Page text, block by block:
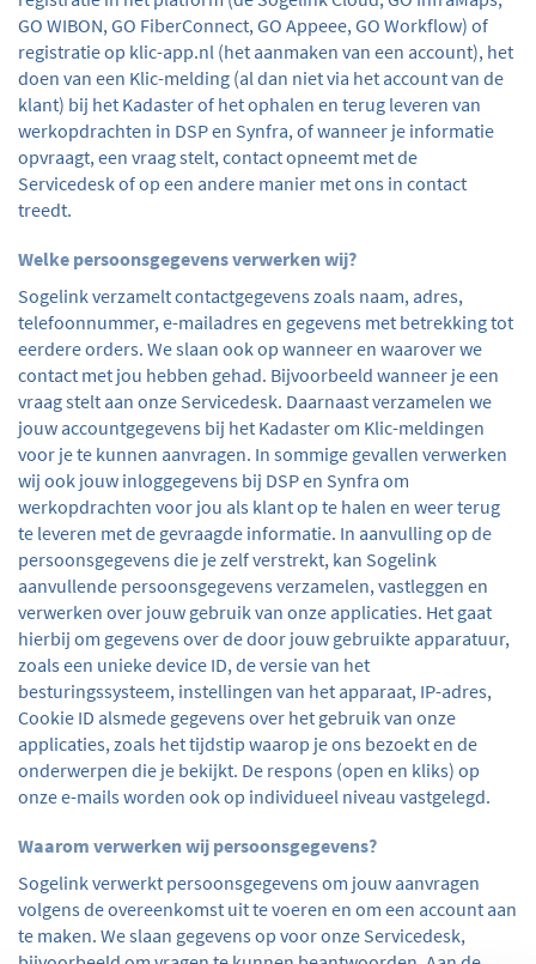
GO WIBON, GO FiberConnect, GO Appeee, GO Workflow) of
registratie op klic-app.nl (het aanmaken van een account), het
doen van een Klic-melding (al dan niet via het account van de
klant) bij het Kadaster of het ophalen en terug leveren van
werkopdrachten in DSP en Synfra, of wanneer je informatie
opvraagt, een vraag stelt, contact opneemt met de
Servicedesk of op een andere manier met ons in contact
treedt.
Welke persoonsgegevens verwerken wij?
Sogelink verzamelt contactgegevens zoals naam, adres,
telefoonnummer, e-mailadres en gegevens met betrekking tot
eerdere orders. We slaan ook op wanneer en waarover we
contact met jou hebben gehad. Bijvoorbeeld wanneer je een
vraag stelt aan onze Servicedesk. Daarnaast verzamelen we
jouw accountgegevens bij het Kadaster om Klic-meldingen
voor je te kunnen aanvragen. In sommige gevallen verwerken
wij ook jouw inloggegevens bij DSP en Synfra om
werkopdrachten voor jou als klant op te halen en weer terug
te leveren met de gevraagde informatie. In aanvulling op de
persoonsgegevens die je zelf verstrekt, kan Sogelink
aanvullende persoonsgegevens verzamelen, vastleggen en
verwerken over jouw gebruik van onze applicaties. Het gaat
hierbij om gegevens over de door jouw gebruikte apparatuur,
zoals een unieke device ID, de versie van het
besturingssysteem, instellingen van het apparaat, IP-adres,
Cookie ID alsmede gegevens over het gebruik van onze
applicaties, zoals het tijdstip waarop je ons bezoekt en de
onderwerpen die je bekijkt. De respons (open en kliks) op
onze e-mails worden ook op individueel niveau vastgelegd.
Waarom verwerken wij persoonsgegevens?
Sogelink verwerkt persoonsgegevens om jouw aanvragen
volgens de overeenkomst uit te voeren en om een account aan
te maken. We slaan gegevens op voor onze Servicedesk,